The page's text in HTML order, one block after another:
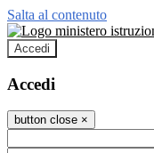
Salta al contenuto
Accedi
Accedi
button close ×